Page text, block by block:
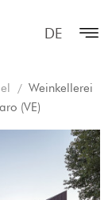
DE
Weinkellerei
(VE)